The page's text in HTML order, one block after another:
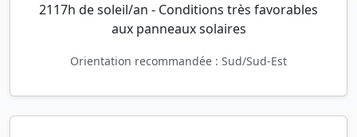
2117h de soleil/an - Conditions très favorables
aux panneaux solaires
Orientation recommandée : Sud/Sud-Est